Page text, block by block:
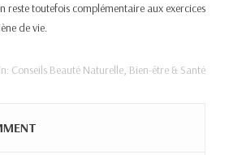
reste toutefois complémentaire aux exercices
de vie.
Conseils Beauté Naturelle, Bien-être & Santé